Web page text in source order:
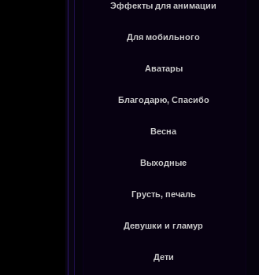
Эффекты для анимации
Для мобильного
Аватары
Благодарю, Спасибо
Весна
Выходные
Грусть, печаль
Девушки и гламур
Дети